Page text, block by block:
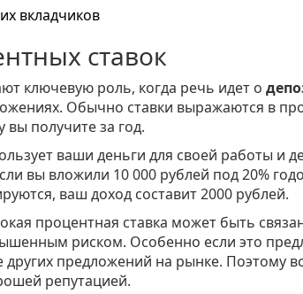
вкладчиков
ставок
ключевую роль, когда речь идет о
Обычно ставки выражаются в
получите за год.
ваши деньги для своей работы и
вы вложили 10 000 рублей под 20%
ваш доход составит 2000 рублей.
процентная ставка может быть
риском. Особенно если это
предложений на рынке. Поэтому
репутацией.